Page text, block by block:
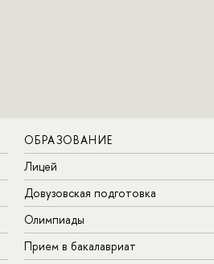
ОБРАЗОВАНИЕ
Лицей
Довузовская подготовка
Олимпиады
Прием в бакалавриат